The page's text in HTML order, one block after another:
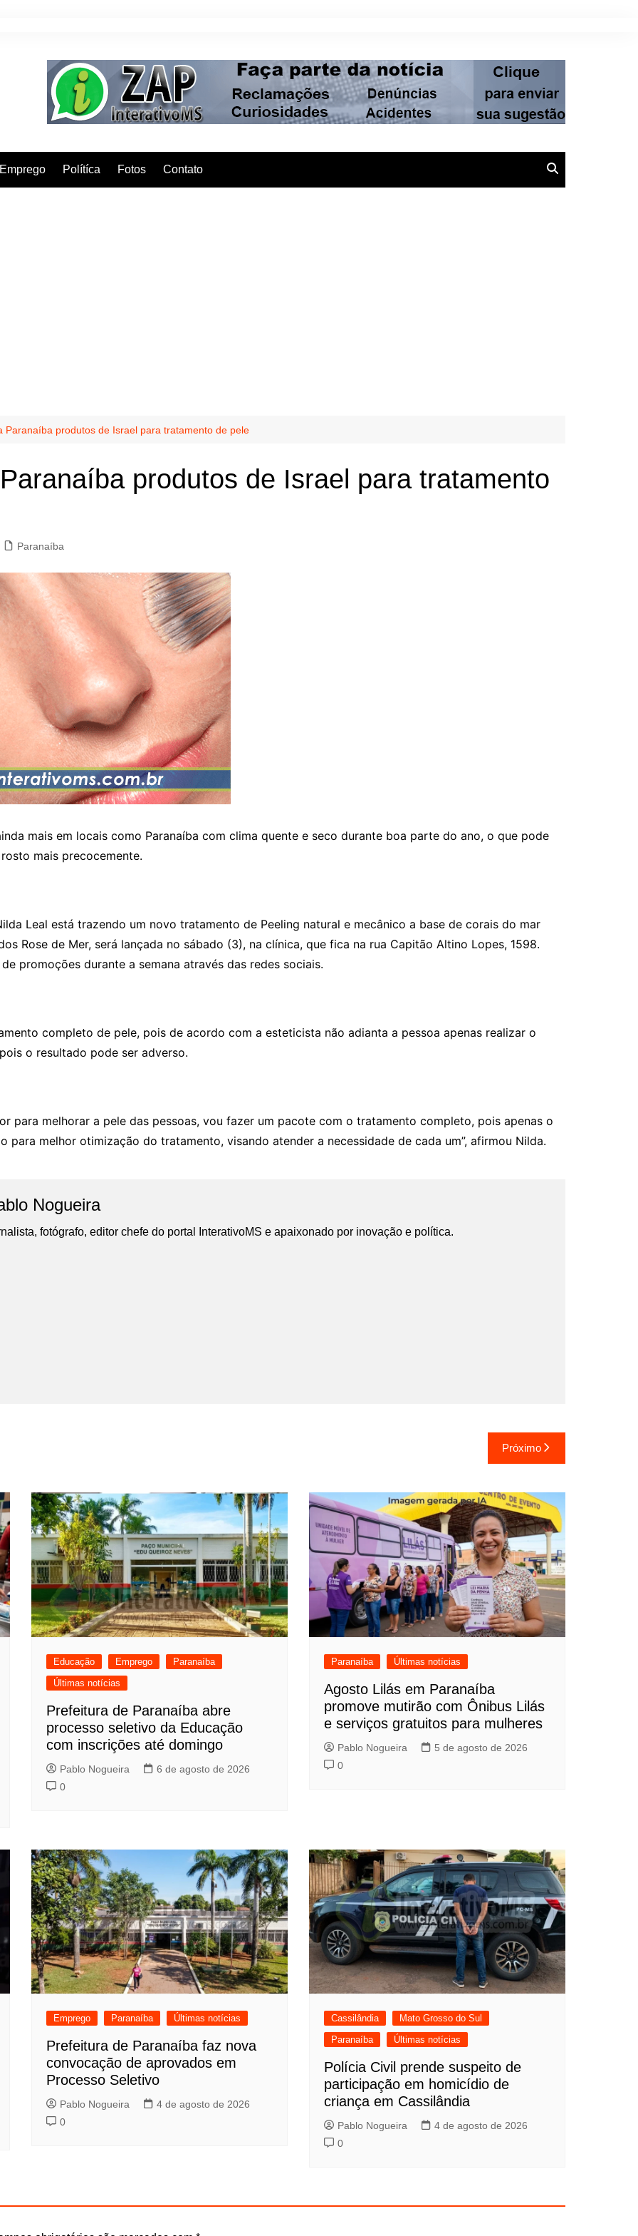
Emprego Polítíca Fotos Contato
Paranaíba produtos de Israel para tratamento de pele
produtos de Israel para tratamento
Paranaíba
mais em locais como Paranaíba com clima quente e seco durante boa parte do ano, o que pode
mais precocemente.
Leal está trazendo um novo tratamento de Peeling natural e mecânico a base de corais do mar
Rose de Mer, será lançada no sábado (3), na clínica, que fica na rua Capitão Altino Lopes, 1598.
promoções durante a semana através das redes sociais.
completo de pele, pois de acordo com a esteticista não adianta a pessoa apenas realizar o
o resultado pode ser adverso.
para melhorar a pele das pessoas, vou fazer um pacote com o tratamento completo, pois apenas o
para melhor otimização do tratamento, visando atender a necessidade de cada um”, afirmou Nilda.
Nogueira
fotógrafo, editor chefe do portal InterativoMS e apaixonado por inovação e política.
Próximo
Educação Emprego
Paranaíba
Últimas notícias
Prefeitura de Paranaíba abre
processo seletivo da Educação
com inscrições até domingo
Pablo Nogueira
6 de agosto de 2026
0
Paranaíba Últimas notícias
Agosto Lilás em Paranaíba
promove mutirão com Ônibus Lilás
e serviços gratuitos para mulheres
Pablo Nogueira
5 de agosto de 2026
0
Emprego Paranaíba Últimas notícias
Prefeitura de Paranaíba faz nova
convocação de aprovados em
Processo Seletivo
Pablo Nogueira
4 de agosto de 2026
0
Cassilândia
Mato Grosso do Sul
Paranaíba
Últimas notícias
Polícia Civil prende suspeito de
participação em homicídio de
criança em Cassilândia
Pablo Nogueira
4 de agosto de 2026
0